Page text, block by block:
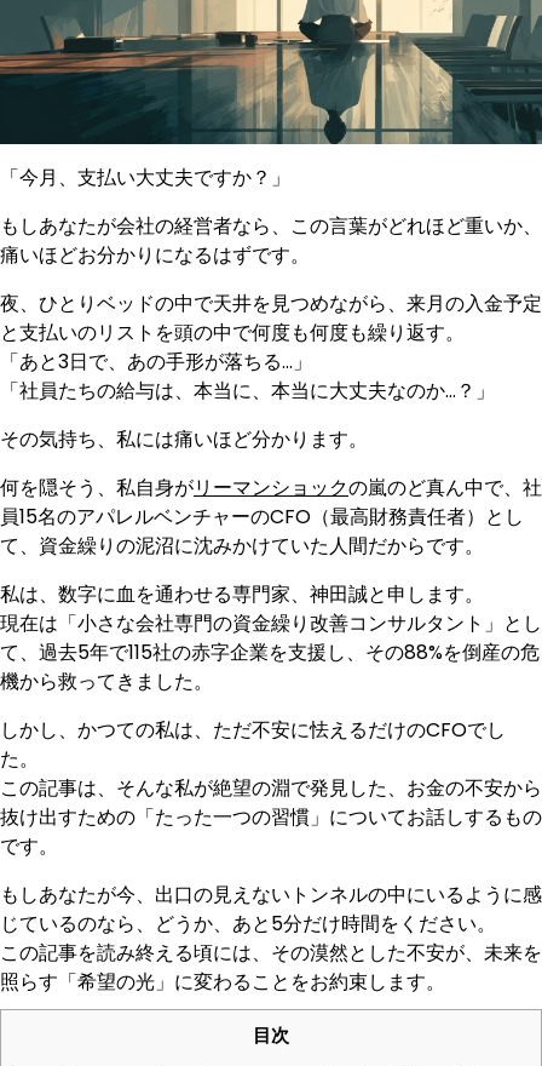
「今月、支払い大丈夫ですか？」
もしあなたが会社の経営者なら、この言葉がどれほど重いか、
痛いほどお分かりになるはずです。
夜、ひとりベッドの中で天井を見つめながら、来月の入金予定
と支払いのリストを頭の中で何度も何度も繰り返す。
「あと3日で、あの手形が落ちる…」
「社員たちの給与は、本当に、本当に大丈夫なのか…？」
その気持ち、私には痛いほど分かります。
何を隠そう、私自身がリーマンショックの嵐のど真ん中で、社
員15名のアパレルベンチャーのCFO（最高財務責任者）とし
て、資金繰りの泥沼に沈みかけていた人間だからです。
私は、数字に血を通わせる専門家、神田誠と申します。
現在は「小さな会社専門の資金繰り改善コンサルタント」とし
て、過去5年で115社の赤字企業を支援し、その88%を倒産の危
機から救ってきました。
しかし、かつての私は、ただ不安に怯えるだけのCFOでし
た。
この記事は、そんな私が絶望の淵で発見した、お金の不安から
抜け出すための「たった一つの習慣」についてお話しするもの
です。
もしあなたが今、出口の見えないトンネルの中にいるように感
じているのなら、どうか、あと5分だけ時間をください。
この記事を読み終える頃には、その漠然とした不安が、未来を
照らす「希望の光」に変わることをお約束します。
目次